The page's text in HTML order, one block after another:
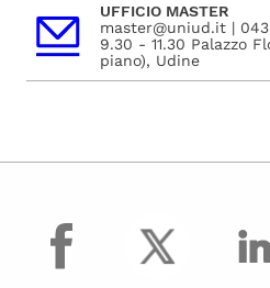
UFFICIO MASTER
master@uniud.it |
9.30 - 11.30 Palazzo
piano), Udine
facebook